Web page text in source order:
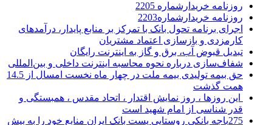
روزنامه خریدارشماره 2205
روزنامه خریدارشماره2203
اجرای برنامه تحول بانک با تمرکز بر منابع پایدار، درآمدهای
کارمزدی و بازسازی اعتماد مشتریان
تبدیل قبوض آب، برق و گاز به اینترنت رایگان
شفاف‌سازی درباره نحوه محاسبه اینترنت داخلی و بین‌المللی
حق بیمه تولیدی بیمه ملت در چهار ماه نخست امسال از 14.5
همت گذشت
این روزها ، روز نمایش اقتدار ، اتحاد مقدس ، همبستگی و
قدر شناسی از امام شهید است
275باجه بانکی روستایی پست بانک ایران منابع خود را به بیش